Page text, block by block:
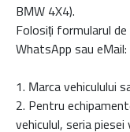
BMW 4X4).
Folosiți formularul
WhatsApp sau eMail:
1. Marca vehiculului
2. Pentru
vehiculul, seria piesei